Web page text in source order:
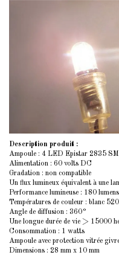
Description produit :
Ampoule : 4 LED Epistar 2835
Alimentation : 60 volts DC
Gradation : non compatible
Un flux lumineux équivalent à une
Performance lumineuse : 180 lumens
Températures de couleur : blanc
Angle de diffusion : 360°
Une longue durée de vie > 15000
Consommation : 1 watts
Ampoule avec protection vitrée
Dimensions : 28 mm x 10 mm